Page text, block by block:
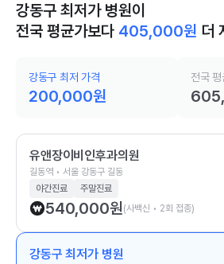
강동구 최저가 병원이
전국 평균가보다 405,000원 더
강동구 최저 가격
200,000원
전국
유앤장이비인후과의원
길동역 • 서울 강동구 길동
야간진료
주말진료
540,000원(사백신 • 2회 접종)
강동구 최저가 병원